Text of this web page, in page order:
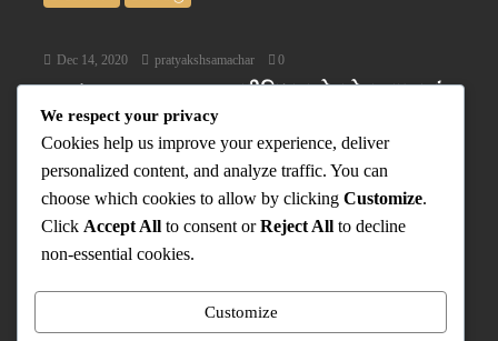
Dec 14, 2020 pratyakshsamachar 0
Nokia PureBook X14 પ્રીમિયમ લેપટોપ ભારતમાં
લોન્ચ થયું
ભારતમાં Nokia સ્માર્ટફોન ખૂબ જ લોકપ્રિય છે. તેમની સ્માર્ટફોન
બોડી અને સ્ટોક Android ફોન્સ લોકોનાં લોકપ્રિયતાનું...
ટેક્નોલોજી
પ્રત્યક્ષ વિશે
Contact Us
Privacy Policy
We respect your privacy
Cookies help us improve your experience, deliver
personalized content, and analyze traffic. You can
choose which cookies to allow by clicking Customize.
Click Accept All to consent orReject All to decline
non-essential cookies.
Customize